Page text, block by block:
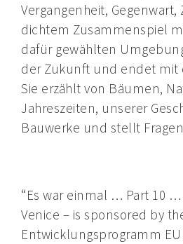
Vergangenheit,
dichtem Zusammenspiel
dafür gewählten
der Zukunft und endet mit
Sie erzählt von Bäumen,
Jahreszeiten, unserer
Bauwerke und stellt
“Es war einmal … Part 10
Venice – is sponsored by
Entwicklungsprogramm